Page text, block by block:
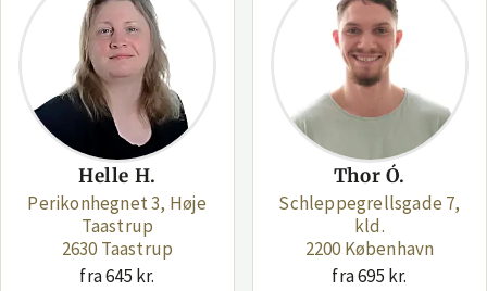
Helle H.
Perikonhegnet 3, Høje
Taastrup
2630 Taastrup
fra 645 kr.
Thor Ó.
Schleppegrellsgade 7,
kld.
2200 København
fra 695 kr.